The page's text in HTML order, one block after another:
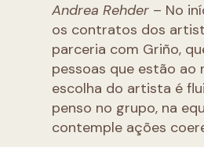
Andrea Rehder – No
os contratos dos
parceria com Griño,
pessoas que estão ao
escolha do artista é
penso no grupo, na
contemple ações